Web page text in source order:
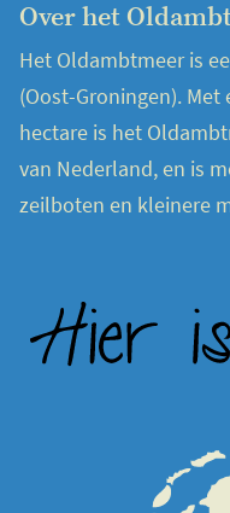
Over het
Het Oldambtmeer is
(Oost-Groningen).
hectare is het
van Nederland, en is
zeilboten en kleinere